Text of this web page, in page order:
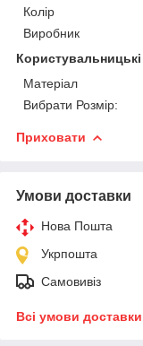
Колір
Виробник
Матеріал
Вибрати Розмір:
Приховати
Умови доставки
Нова Пошта
Укрпошта
Самовивіз
Всі умови доставки